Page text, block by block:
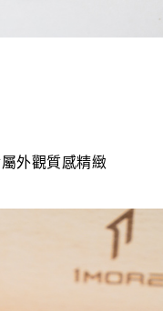
外觀質感精緻